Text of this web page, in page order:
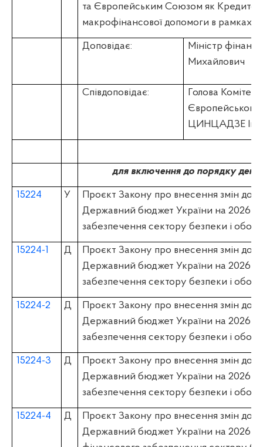
та Європейським Союзом як
макрофінансової допомоги в рамках
Доповідає:
Міністр
Михайлович
Співдоповідає:
Голова
ЦИНЦАДЗЕ
для включення до порядку
15224 У
Проєкт Закону про внесення змін до
Державний бюджет України на 2026
забезпечення сектору безпеки і
15224-1 Д
Проєкт Закону про внесення змін до
Державний бюджет України на 2026
забезпечення сектору безпеки і
15224-2 Д
Проєкт Закону про внесення змін до
Державний бюджет України на 2026
забезпечення сектору безпеки і
15224-3 Д
Проєкт Закону про внесення змін до
Державний бюджет України на 2026
забезпечення сектору безпеки і
15224-4 Д
Проєкт Закону про внесення змін до
Державний бюджет України на 2026